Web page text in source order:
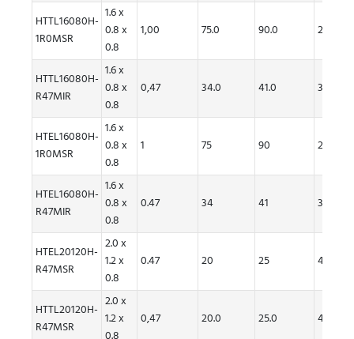
HTTL16080H-
1R0MSR
1.6 x
0.8 x
0.8
1,00 75.0 90.0 2.20
HTTL16080H-
R47MIR
1.6 x
0.8 x
0.8
0,47 34.0 41.0 3.40
HTEL16080H-
1R0MSR
1.6 x
0.8 x
0.8
1 75 90 2.2
HTEL16080H-
R47MIR
1.6 x
0.8 x
0.8
0.47 34 41 3.4
HTEL20120H-
R47MSR
2.0 x
1.2 x
0.8
0.47 20 25 4.4
HTTL20120H-
R47MSR
2.0 x
1.2 x
0,47 20.0 25.0 4.40